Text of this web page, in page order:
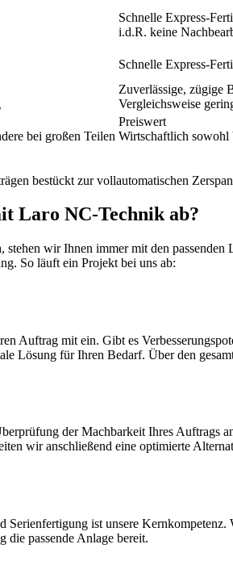
Schnelle Express-
i.d.R. keine
Schnelle Express-
Zuverlässige, zügige
Vergleichsweise
bei großen Teilen
Preiswert
Wirtschaftlich sowohl
bestückt zur vollautomatischen
Laro NC-Technik ab?
, stehen wir Ihnen immer mit den
So läuft ein Projekt bei uns ab:
Auftrag mit ein. Gibt es
Lösung für Ihren Bedarf. Über den
der Machbarkeit Ihres Auftrags
wir anschließend eine optimierte
Serienfertigung ist unsere Kernkompetenz.
die passende Anlage bereit.